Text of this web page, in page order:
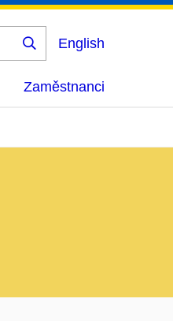
Vyhledat
English
Zaměstnanci